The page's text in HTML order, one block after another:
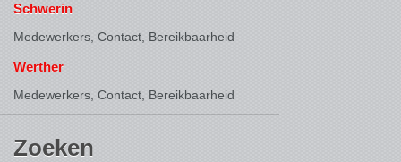
Schwerin
Medewerkers, Contact, Bereikbaarheid
Werther
Medewerkers, Contact, Bereikbaarheid
Zoeken